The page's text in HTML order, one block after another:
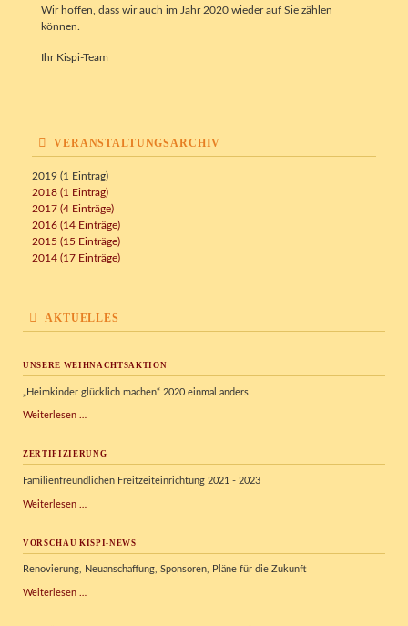
Wir hoffen, dass wir auch im Jahr 2020 wieder auf Sie zählen
können.
Ihr Kispi-Team
VERANSTALTUNGSARCHIV
2019 (1 Eintrag)
2018 (1 Eintrag)
2017 (4 Einträge)
2016 (14 Einträge)
2015 (15 Einträge)
2014 (17 Einträge)
AKTUELLES
UNSERE WEIHNACHTSAKTION
„Heimkinder glücklich machen“ 2020 einmal anders
Weiterlesen …
ZERTIFIZIERUNG
Familienfreundlichen Freitzeiteinrichtung 2021 - 2023
Weiterlesen …
VORSCHAU KISPI-NEWS
Renovierung, Neuanschaffung, Sponsoren, Pläne für die Zukunft
Weiterlesen …